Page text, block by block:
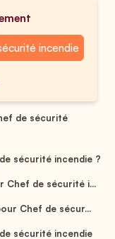
incendie
de sécurité
sécurité incendie ?
Chef de sécurité i...
Chef de sécur...
sécurité incendie